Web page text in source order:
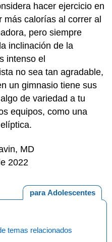
hacer ejercicio en
más calorías al correr al
pero siempre
inclinación de la
intenso el
no sea tan agradable,
un gimnasio tiene sus
de variedad a tu
equipos, como una
MD
2022
para Adolescentes
temas relacionados